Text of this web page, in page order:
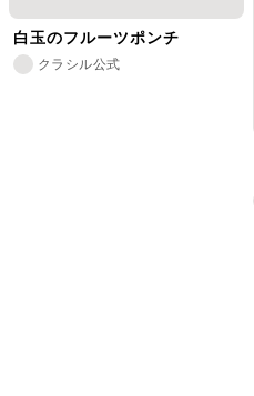
白玉のフルーツポンチ
クラシル公式